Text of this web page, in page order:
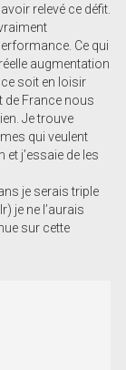
relevé ce défit.
Ce qui
augmentation
soit en loisir
France nous
Je trouve
qui veulent
j’essaie de les
je serais triple
je ne l’aurais
sur cette